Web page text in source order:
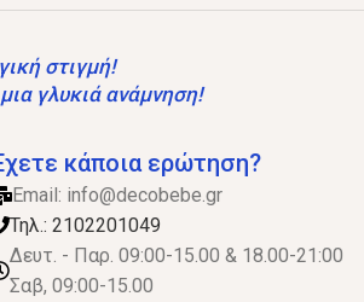
στιγμή!
γλυκιά ανάμνηση!
κάποια ερώτηση?
Email: info@decobebe.gr
Τηλ.: 2102201049
Δευτ. - Παρ. 09:00-15.00 & 18.00-21:00
Σαβ, 09:00-15.00